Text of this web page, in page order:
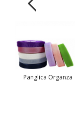
Panglica Organza